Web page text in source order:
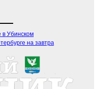
в Убинском
на завтра